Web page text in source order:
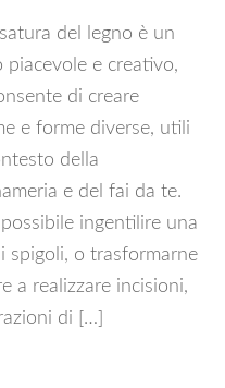
del legno è un
piacevole e creativo,
di creare
e forme diverse, utili
della
e del fai da te.
ingentilire una
spigoli, o trasformarne
a realizzare incisioni,
di […]